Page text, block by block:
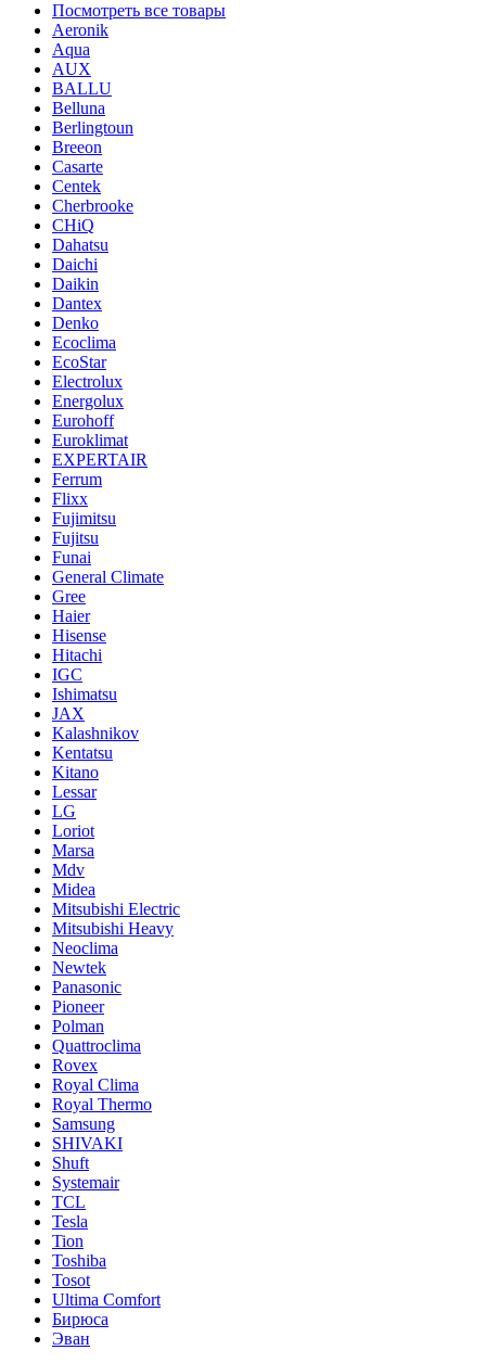
Посмотреть все товары
Aeronik
Aqua
AUX
BALLU
Belluna
Berlingtoun
Breeon
Casarte
Centek
Cherbrooke
CHiQ
Dahatsu
Daichi
Daikin
Dantex
Denko
Ecoclima
EcoStar
Electrolux
Energolux
Eurohoff
Euroklimat
EXPERTAIR
Ferrum
Flixx
Fujimitsu
Fujitsu
Funai
General Climate
Gree
Haier
Hisense
Hitachi
IGC
Ishimatsu
JAX
Kalashnikov
Kentatsu
Kitano
Lessar
LG
Loriot
Marsa
Mdv
Midea
Mitsubishi Electric
Mitsubishi Heavy
Neoclima
Newtek
Panasonic
Pioneer
Polman
Quattroclima
Rovex
Royal Clima
Royal Thermo
Samsung
SHIVAKI
Shuft
Systemair
TCL
Tesla
Tion
Toshiba
Tosot
Ultima Comfort
Бирюса
Эван